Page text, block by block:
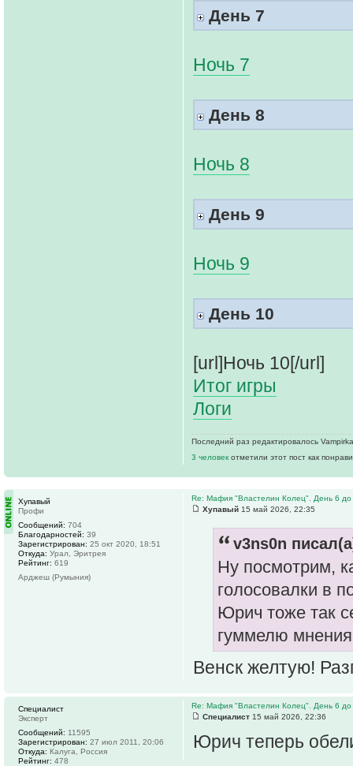
День 7
Ночь 7
День 8
Ночь 8
День 9
Ночь 9
День 10
[url]Ночь 10[/url]
Итог игры
Логи
Последний раз редактировалось
3 человек отметили этот пост как
Re: Мафия "Властелин Колец". День 6 до
Хупавый 15 май 2026, 22:35
v3ns0n
Ну посмотрим,
голосовалки в
Юрич тоже так
гуммелю
Венск желтую!
Хупавый
Профи
Сообщений: 704
Благодарностей: 39
Зарегистрирован: 25 окт 2020, 18:51
Откуда: Урал, Эритрея
Рейтинг: 619
Арджеш (Румыния)
Re: Мафия "Властелин Колец". День 6 до
Специалист 15 май 2026, 22:36
Юрич теперь
Специалист
Эксперт
Сообщений: 11595
Зарегистрирован: 27 июл 2011, 20:06
Откуда: Калуга, Россия
Рейтинг: 478